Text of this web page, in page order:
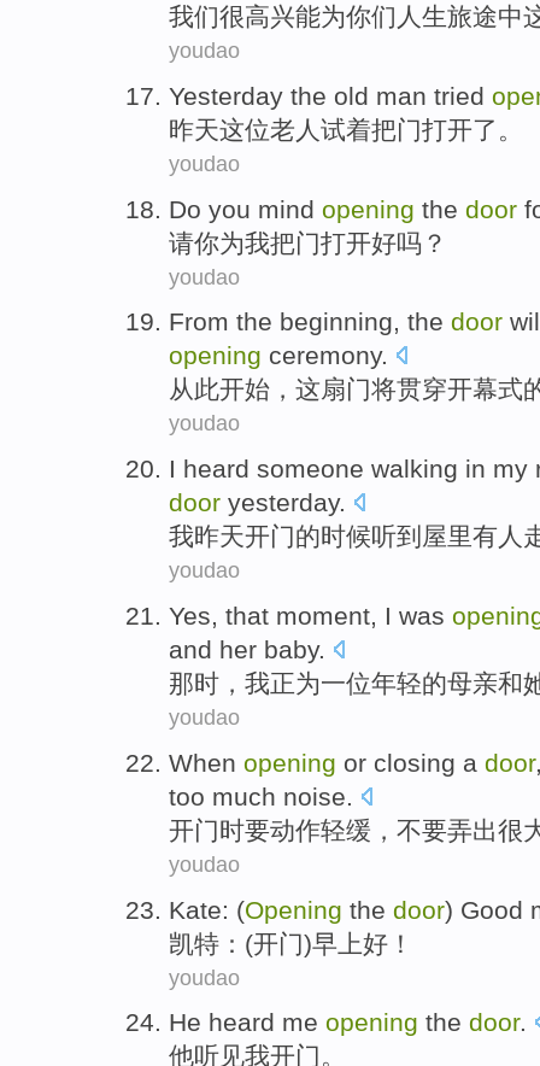
我们很高兴能为你们 人生旅途中
youdao
Yesterday the old man tried
昨天这位老人 试着把门打开了。
youdao
Do you mind opening the door
请你为我把门打开好吗？
youdao
From the beginning, the door
opening ceremony.
从此开始 ， 这扇门将贯穿开幕式
youdao
I heard someone walking in my
door yesterday.
我昨天开门的时候听到 屋里有人
youdao
Yes, that moment, I was
and her baby.
那时 ， 我正为一位年轻的母亲和
youdao
When opening or closing a door
too much noise.
开门时要动作轻缓 ， 不要弄出很
youdao
Kate: (Opening the door) Good
凯特 ：(开门)早上好 ！
youdao
He heard me opening the door.
他听见我开门。